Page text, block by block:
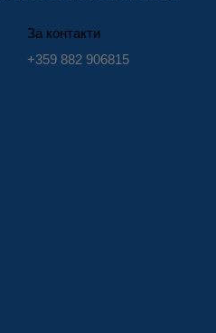
За контакти
+359 882 906815